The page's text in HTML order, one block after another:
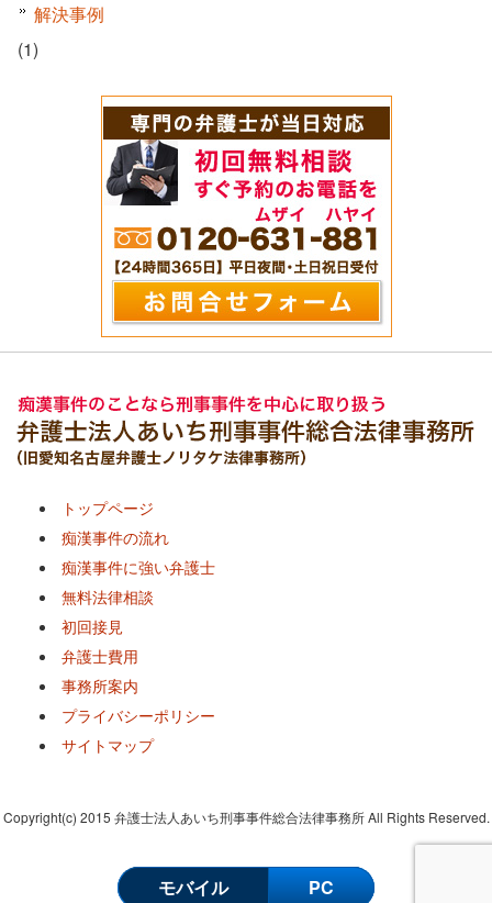
解決事例
(1)
トップページ
痴漢事件の流れ
痴漢事件に強い弁護士
無料法律相談
初回接見
弁護士費用
事務所案内
プライバシーポリシー
サイトマップ
Copyright(c) 2015 弁護士法人あいち刑事事件総合法律事務所 All Rights Reserved.
モバイル PC